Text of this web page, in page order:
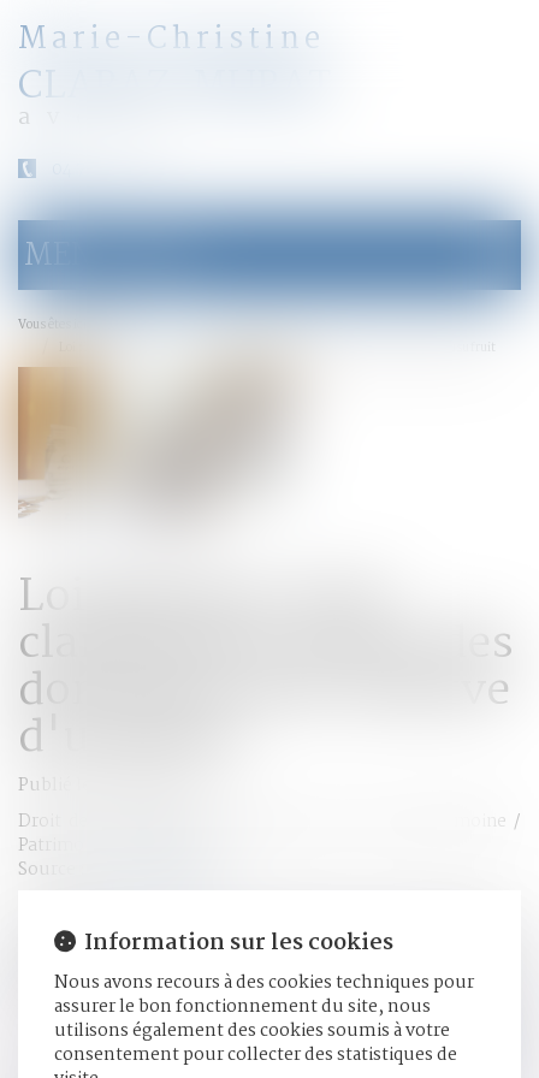
Marie-Christine
CLARAZ-MURAT
avocat
le
menu
MENU
Vous êtes ici :
Loi finances 2019 : clarification autour des donations avec réserve d'usufruit
Loi finances 2019 :
clarification autour des
donations avec réserve
d'usufruit
Publié le :
Droit de la famille, des personnes et de leur patrimoine /
Patrimoine et succession
Source :
L'inquiétude n'a plus lieu d'être. Les donations en
démembrement avec réserve d'usufruit ne sont pas
concernées par la nouvelle définition de l'abus de droit
inscrite dans la dernière loi de finances...Lire la suite
Information sur les cookies
Nous avons recours à des cookies techniques pour
assurer le bon fonctionnement du site, nous
utilisons également des cookies soumis à votre
consentement pour collecter des statistiques de